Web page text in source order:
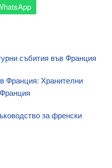
събития във Франция
Франция: Хранителни
за френски